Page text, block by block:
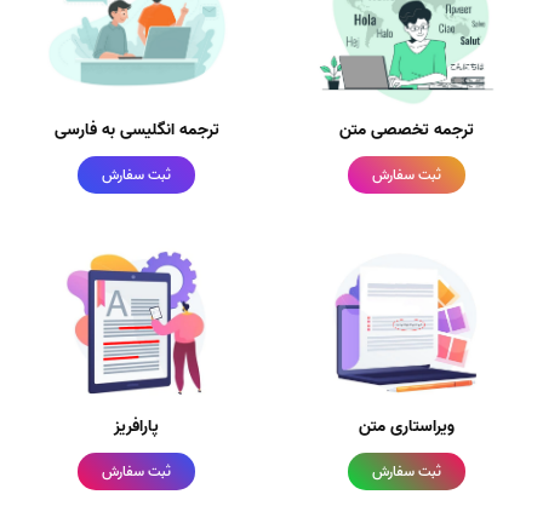
ترجمه تخصصی متن
ثبت سفارش
ترجمه انگلیسی به فارسی
ثبت سفارش
ویراستاری متن
ثبت سفارش
پارافریز
ثبت سفارش